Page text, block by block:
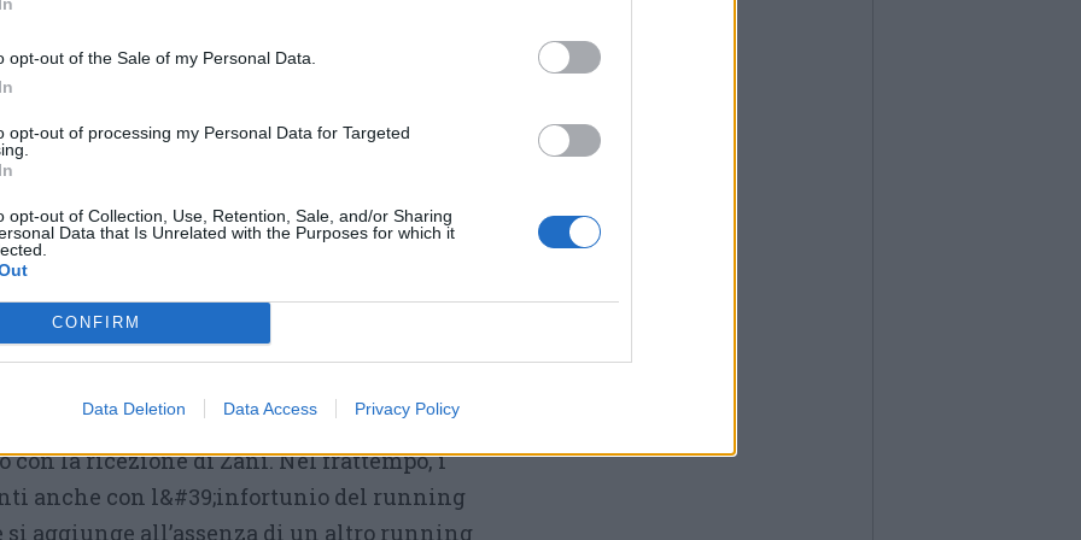
opt-out of the Sale of my Personal Data.
opt-out of processing my Personal Data for Targeted
opt-out of Collection, Use, Retention, Sale, and/or Sharing
Data that Is Unrelated with the Purposes for which it
CONFIRM
Data Deletion Data Access Privacy Policy
si chiude, ma il percorso dei FROGS
determinazione e la volontà di crescere
cuore a tutti».
con le difese protagoniste a fermare
nonostante Legnano sia scesa in
fondamentali proprio in difesa, fermi
diventa l’attacco a guidare la partita da
i padroni di casa
su corsa del QB Cravens,
con la ricezione di Zani. Nel frattempo, i
anche con l&#39;infortunio del running
si aggiunge all’assenza di un altro running